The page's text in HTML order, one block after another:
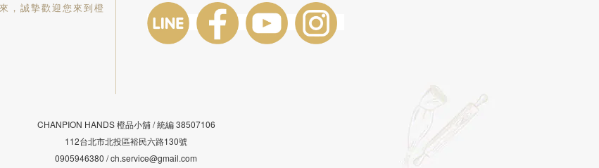
，誠摯歡迎您來到橙
CHANPION HANDS 橙品小舖 /統編38507106
112台北市北投區裕民六路130號
0905946380 / ch.service@gmail.com